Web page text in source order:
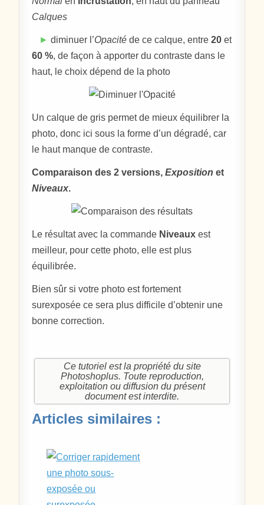
Calques
► diminuer l’Opacité de ce calque, entre20 et
60 %, de façon à apporter du contraste dans le
haut, le choix dépend de la photo
Un calque de gris permet de mieux équilibrer la
photo, donc ici sous la forme d’un dégradé, car
le haut manque de contraste.
Comparaison des 2 versions,Exposition et
Niveaux.
Le résultat avec la commande Niveaux est
meilleur, pour cette photo, elle est plus
équilibrée.
Bien sûr si votre photo est fortement
surexposée ce sera plus difficile d’obtenir une
bonne correction.
Ce tutoriel est la propriété du site
Photoshoplus. Toute reproduction,
exploitation ou diffusion du présent
document est interdite.
Articles similaires :